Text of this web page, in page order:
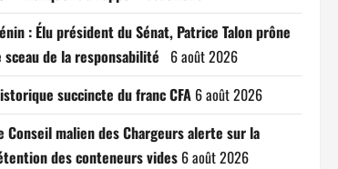
: Élu président du Sénat, Patrice Talon prône
sceau de la responsabilité 6 août 2026
succincte du franc CFA 6 août 2026
Conseil malien des Chargeurs alerte sur la
des conteneurs vides 6 août 2026